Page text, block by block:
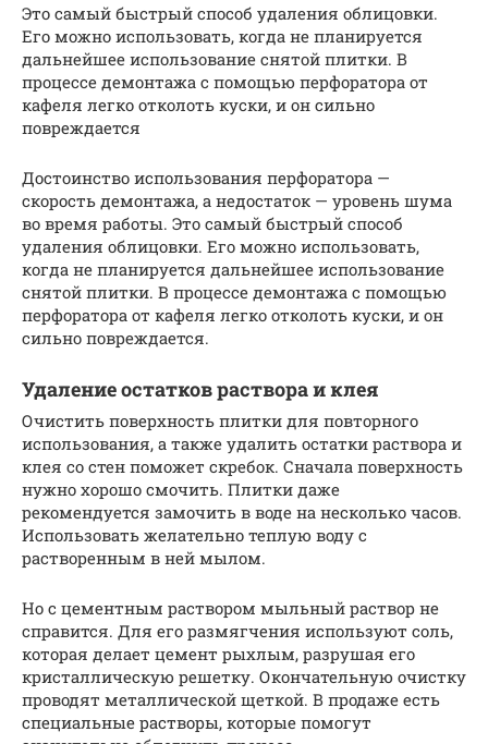
Это самый быстрый способ удаления облицовки.
Его можно использовать, когда не планируется
дальнейшее использование снятой плитки. В
процессе демонтажа с помощью перфоратора от
кафеля легко отколоть куски, и он сильно
повреждается
Достоинство использования перфоратора —
скорость демонтажа, а недостаток — уровень шума
во время работы. Это самый быстрый способ
удаления облицовки. Его можно использовать,
когда не планируется дальнейшее использование
снятой плитки. В процессе демонтажа с помощью
перфоратора от кафеля легко отколоть куски, и он
сильно повреждается.
Удаление остатков раствора и клея
Очистить поверхность плитки для повторного
использования, а также удалить остатки раствора и
клея со стен поможет скребок. Сначала поверхность
нужно хорошо смочить. Плитки даже
рекомендуется замочить в воде на несколько часов.
Использовать желательно теплую воду с
растворенным в ней мылом.
Но с цементным раствором мыльный раствор не
справится. Для его размягчения используют соль,
которая делает цемент рыхлым, разрушая его
кристаллическую решетку. Окончательную очистку
проводят металлической щеткой. В продаже есть
специальные растворы, которые помогут